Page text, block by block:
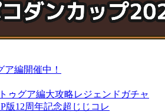
編開催中！
トゥグア編大攻略レジェンドガチャ
版12周年記念超じじコレ